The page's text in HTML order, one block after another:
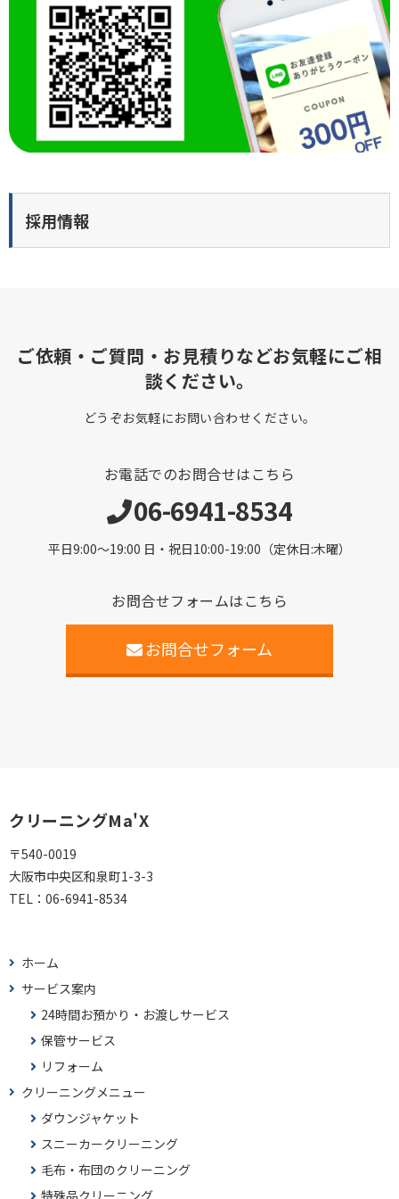
採用情報
ご依頼・ご質問・お見積りなどお気軽にご相
談ください。
どうぞお気軽にお問い合わせください。
お電話でのお問合せはこちら
06-6941-8534
平日9:00〜19:00 日・祝日10:00-19:00（定休日:木曜）
お問合せフォームはこちら
お問合せフォーム
クリーニングMa'X
〒540-0019
大阪市中央区和泉町1-3-3
TEL： 06-6941-8534
ホーム
サービス案内
24時間お預かり・お渡しサービス
保管サービス
リフォーム
クリーニングメニュー
ダウンジャケット
スニーカークリーニング
毛布・布団のクリーニング
特殊品クリーニング